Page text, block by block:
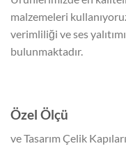
malzemeleri
verimliliği ve ses
bulunmaktadır.
Özel Ölçü
ve Tasarım Çelik